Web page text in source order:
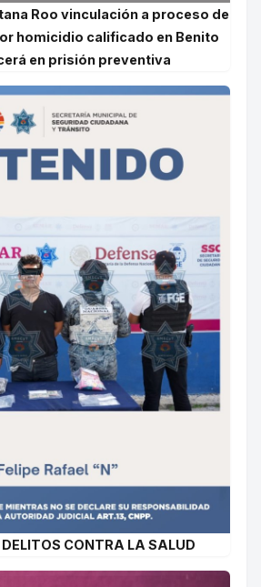
Roo vinculación a proceso de
homicidio calificado en Benito
en prisión preventiva
DELITOS CONTRA LA SALUD